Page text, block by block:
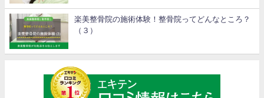
楽美整骨院の施術体験！整骨院ってどんなところ？
（３）